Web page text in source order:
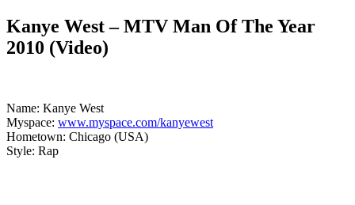
Kanye West – MTV Man Of The Year
2010 (Video)
Name: Kanye West
Myspace: www.myspace.com/kanyewest
Hometown: Chicago (USA)
Style: Rap